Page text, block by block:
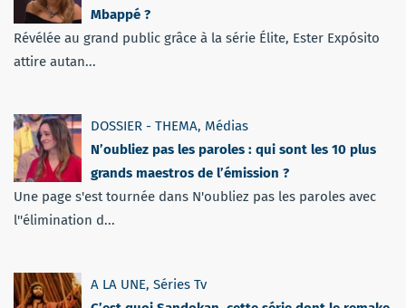
Mbappé ?
Révélée au grand public grâce à la série Élite, Ester Expósito
attire autan...
DOSSIER - THEMA, Médias
N’oubliez pas les paroles : qui sont les 10 plus
grands maestros de l’émission ?
Une page s'est tournée dans N'oubliez pas les paroles avec
l''élimination d...
A LA UNE, Séries Tv